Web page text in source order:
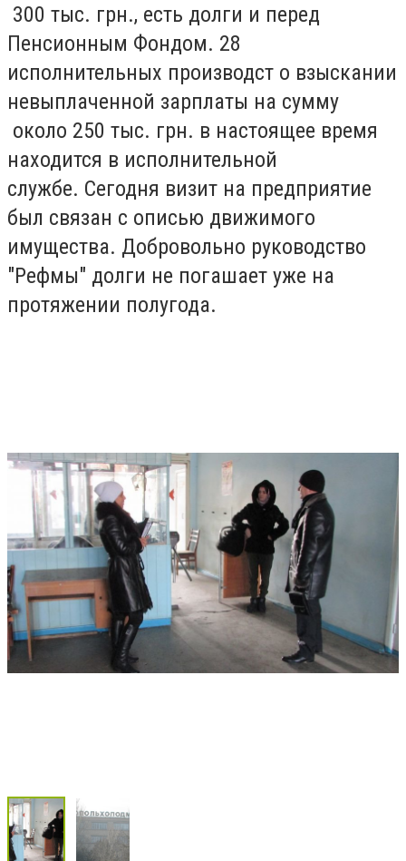
300 тыс. грн., есть долги и перед
Пенсионным Фондом. 28
исполнительных производст о взыскании
невыплаченной зарплаты на сумму
около 250 тыс. грн. в настоящее время
находится в исполнительной
службе. Сегодня визит на предприятие
был связан с описью движимого
имущества. Добровольно руководство
"Рефмы" долги не погашает уже на
протяжении полугода.